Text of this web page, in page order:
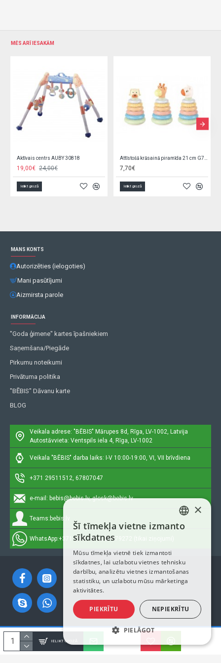
IELIKT GROZĀ
MĒS ARĪ IESAKĀM
11,70€
Ielikt grozā
3,00€
Ielikt grozā
MANS KONTS
Autorizēties (ielogoties)
Mani pasūtījumi
Aizmirsta parole
INFORMĀCIJA
"Goda ģimene" kartes īpašniekiem
Saņemšana/Piegāde
Pirkumu noteikumi
Privātuma politika
"BĒBIS" Dāvanu karte
BLOG
Veikala adrese: "BĒBIS" Mārupes 8d, Rīga, LV-1002, Latvija
Autostāvvieta: Ventspils iela 4, Rīga, LV-1002
Veikala "BĒBIS" darba laiks: I-V 10:00-19:00, VI, VII brīvdiena
+371 29511512, 67807047
e-mail: bebis@bebis.lv, glosk@bebis.lv
Teams: bebis.lv
WhatsApp:+371 29511512, 20579272 (tikai ziņojumi)
Autortiesības © 2023, Bebis.lv, Visas tiesības aizsargātas
LATVIAN
ENGLISH
×
Šī tīmekļa vietne izmanto
sīkdatnes
Mūsu tīmekļa vietnē tiek izmantoti
sīkdatnes, lai uzlabotu vietnes tehnisku
darbību, analizētu vietnes izmantošanas
statistiku, un uzlabotu mūsu mārketinga
aktivitātes.
PIEKRĪTU NEPIEKRĪTU
PIELĀGOT